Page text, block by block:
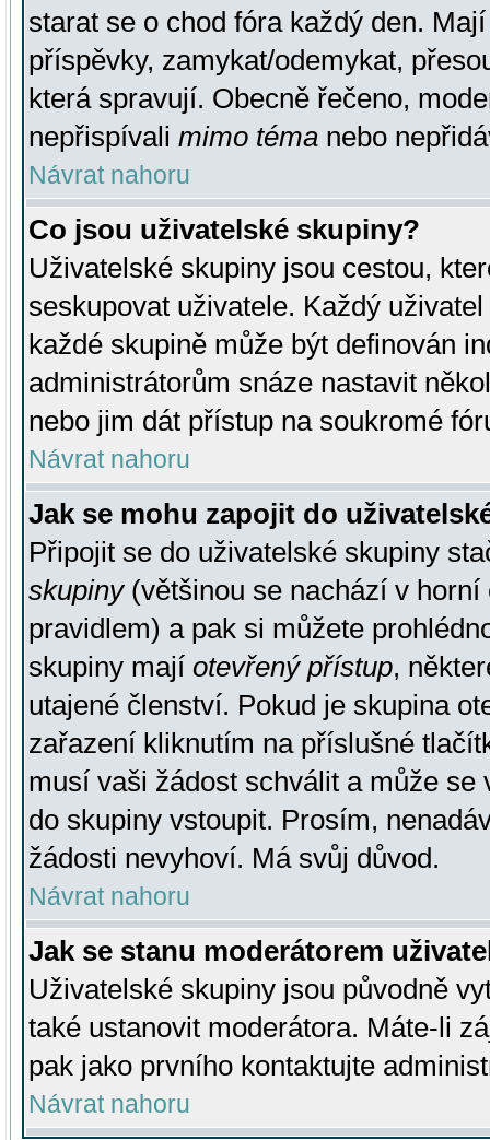
starat se o chod fóra každý den.
příspěvky, zamykat/odemykat,
která spravují. Obecně řečeno,
nepřispívali mimo téma nebo
Návrat nahoru
Co jsou uživatelské skupiny?
Uživatelské skupiny jsou cestou,
seskupovat uživatele. Každý
každé skupině může být definován
administrátorům snáze nastavit
nebo jim dát přístup na soukromé
Návrat nahoru
Jak se mohu zapojit do
Připojit se do uživatelské skupiny
skupiny(většinou se nachází v horní
pravidlem) a pak si můžete
skupiny mají otevřený přístup,
utajené členství. Pokud je skupina
zařazení kliknutím na příslušné
musí vaši žádost schválit a může se
do skupiny vstoupit. Prosím,
žádosti nevyhoví. Má svůj důvod.
Návrat nahoru
Jak se stanu moderátorem
Uživatelské skupiny jsou původně
také ustanovit moderátora. Máte-li
pak jako prvního kontaktujte
Návrat nahoru